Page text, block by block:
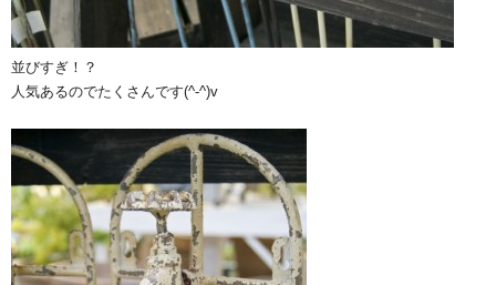
並びすぎ！？
人気あるのでたくさんです(^-^)v